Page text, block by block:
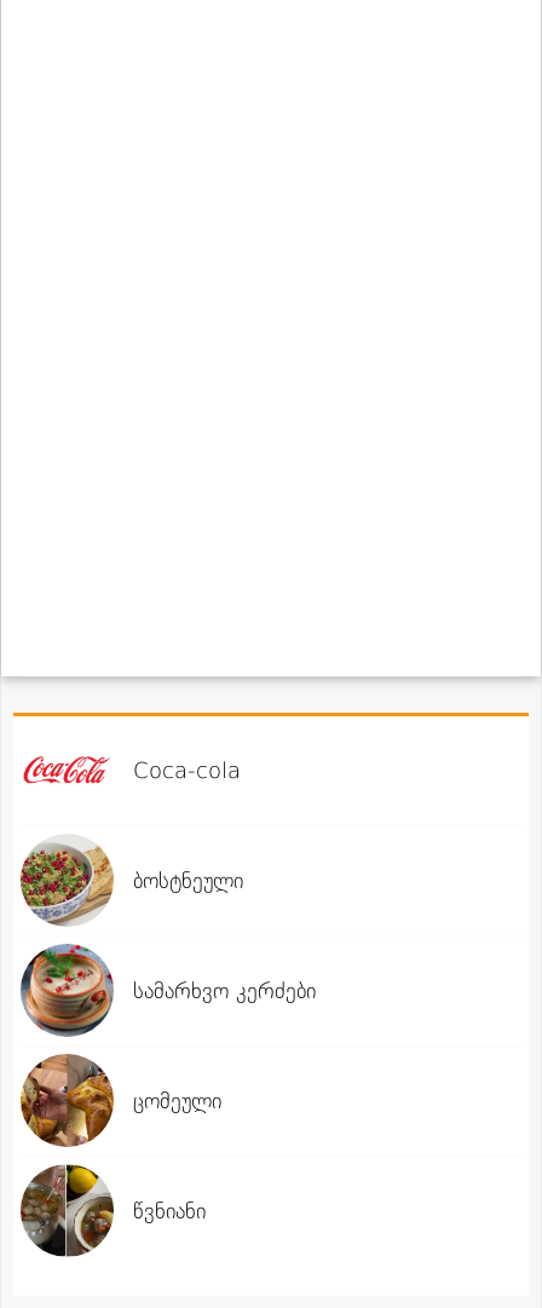
Coca-cola
ბოსტნეული
სამარხვო კერძები
ცომეული
წვნიანი